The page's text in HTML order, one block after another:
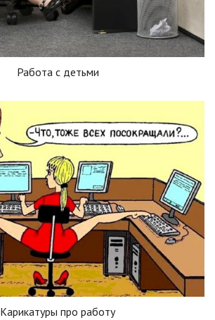
Работа с детьми
Карикатуры про работу